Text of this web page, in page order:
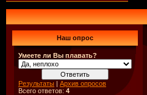
Наш опрос
Умеете ли Вы плавать?
Результаты | Архив опросов
Всего ответов: 4